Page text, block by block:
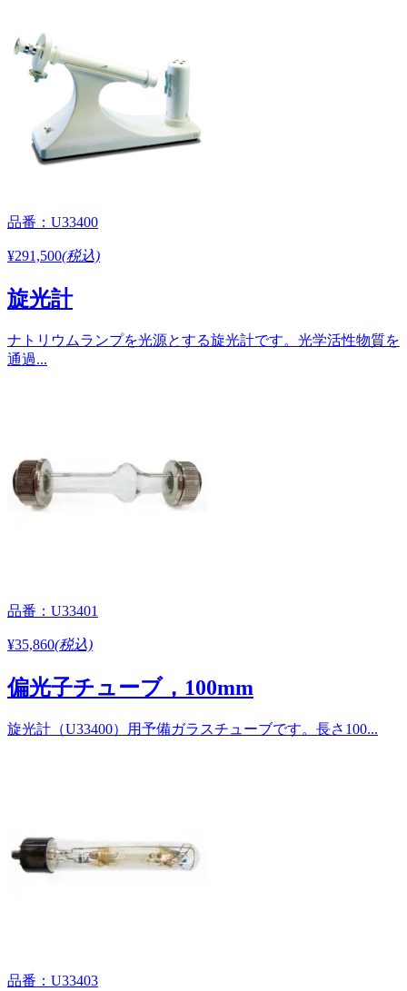
品番：U33400
¥291,500(税込)
旋光計
ナトリウムランプを光源とする旋光計です。光学活性物質を
通過...
品番：U33401
¥35,860(税込)
偏光子チューブ，100mm
旋光計（U33400）用予備ガラスチューブです。長さ100...
品番：U33403